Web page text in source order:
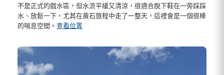
不是正式的戲水區，但水流平緩又清涼，很適合脫下鞋在一旁踩踩
水、放鬆一下，尤其在黃石旅程中走了一整天，這裡會是一個很棒
的喘息空間。 查看位置